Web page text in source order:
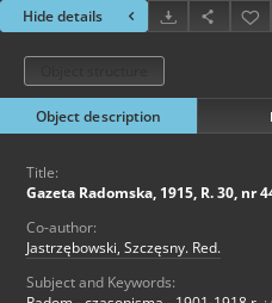
Hide details
Object description
Title:
Gazeta Radomska, 1915, R. 30, nr
Co-author:
Jastrzębowski, Szczęsny. Red.
Subject and Keywords: